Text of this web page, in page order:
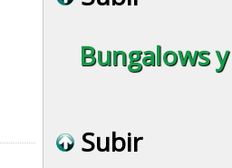
Bungalows
Subir